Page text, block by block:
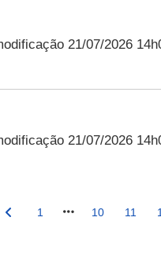
21/07/2026
21/07/2026
1 10 11